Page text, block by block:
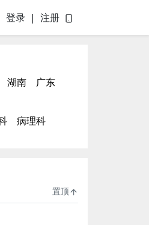
登录 | 注册
湖南
广东
病理科
置顶